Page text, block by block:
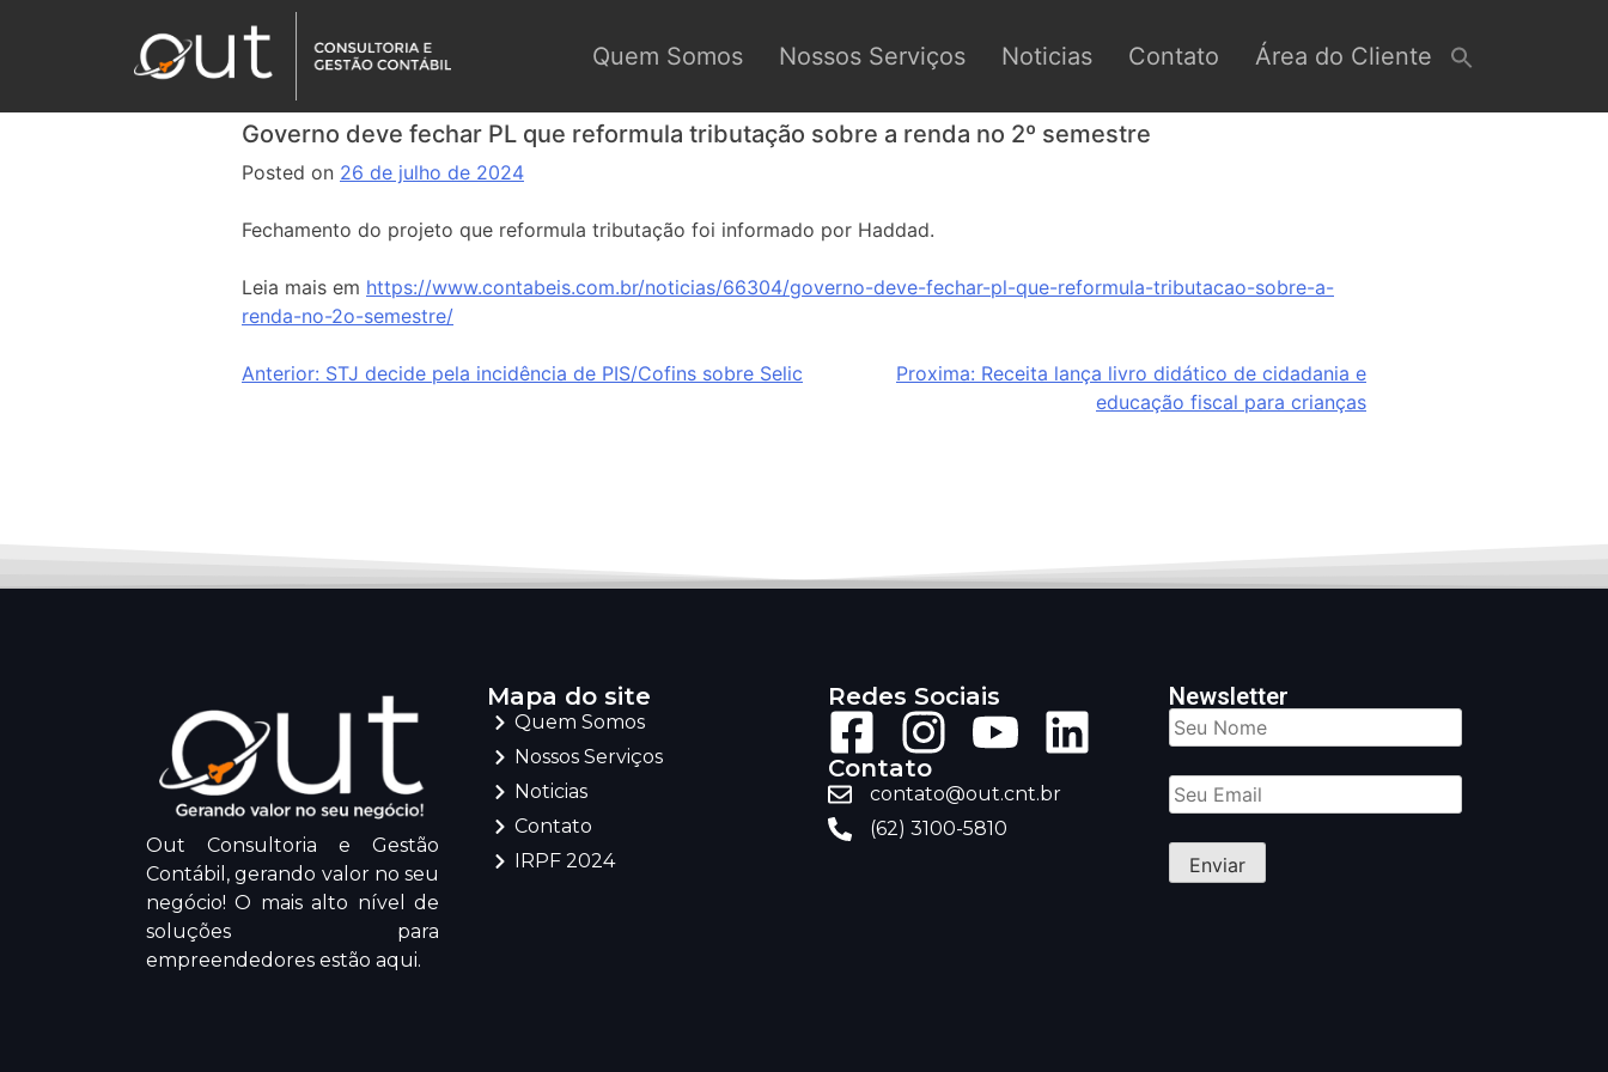
Quem Somos Nossos Serviços Noticias Contato Área do Cliente
Governo deve fechar PL que reformula tributação sobre a renda no 2º semestre
Posted on 26 de julho de 2024
Fechamento do projeto que reformula tributação foi informado por Haddad.
Leia mais em https://www.contabeis.com.br/noticias/66304/governo-deve-fechar-pl-que-reformula-tributacao-sobre-a-
renda-no-2o-semestre/
Anterior: STJ decide pela incidência de PIS/Cofins sobre Selic Proxima: Receita lança livro didático de cidadania e
educação fiscal para crianças
Out Consultoria e Gestão
Contábil, gerando valor no seu
negócio! O mais alto nível de
soluções para
empreendedores estão aqui.
Mapa do site
Quem Somos
Nossos Serviços
Noticias
Contato
IRPF 2024
Redes Sociais
Contato
contato@out.cnt.br
(62) 3100-5810
Newsletter